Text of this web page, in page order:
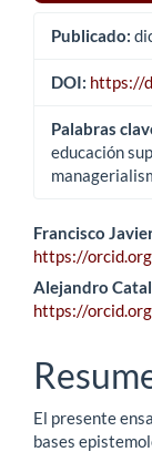
Publicado:
DOI: https://
Palabras
educación
del
artículo
Francisco
https://
Alejandro
https://
El presente
bases